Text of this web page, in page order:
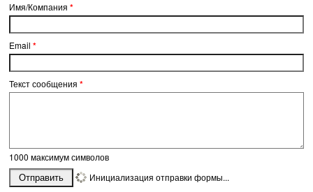
Имя/Компания *
Email *
Текст сообщения *
1000 максимум символов
Отправить
Инициализация отправки формы...